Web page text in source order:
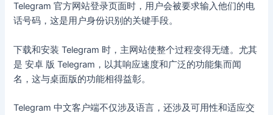
Telegram 官方网站登录页面时，用户会被要求输入他们的电
话号码，这是用户身份识别的关键手段。
下载和安装 Telegram 时，主网站使整个过程变得无缝。尤其
是 安卓 版 Telegram，以其响应速度和广泛的功能集而闻
名，这与桌面版的功能相得益彰。
Telegram 中文客户端不仅涉及语言，还涉及可用性和适应交